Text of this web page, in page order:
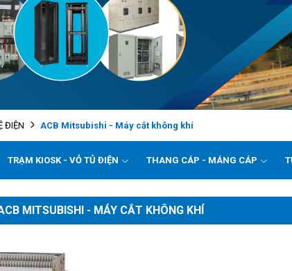
ĐIỆN ACB Mitsubishi - Máy cắt không khí
TRẠM KIOSK - VỎ TỦ ĐIỆN THANG CÁP - MÁNG CÁP
MITSUBISHI - MÁY CẮT KHÔNG KHÍ